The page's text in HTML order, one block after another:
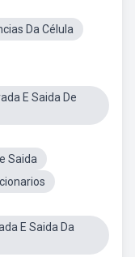
Da Célula
E Saida De
Saida
E Saida Da